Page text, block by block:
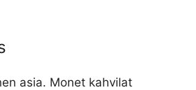
asia. Monet kahvilat